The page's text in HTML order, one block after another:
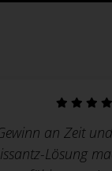
an Zeit
Lösung